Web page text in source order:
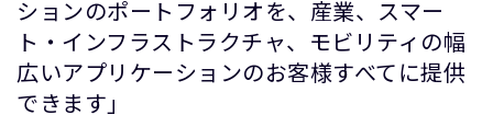
ションのポートフォリオを、産業、スマー
ト・インフラストラクチャ、モビリティの幅
広いアプリケーションのお客様すべてに提供
できます」